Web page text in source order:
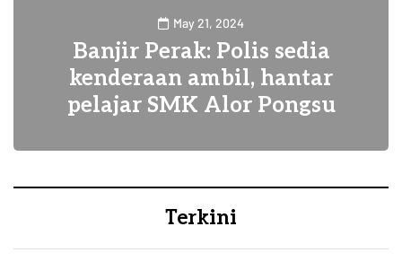
May 21, 2024
Banjir Perak: Polis sedia
kenderaan ambil, hantar
pelajar SMK Alor Pongsu
Terkini